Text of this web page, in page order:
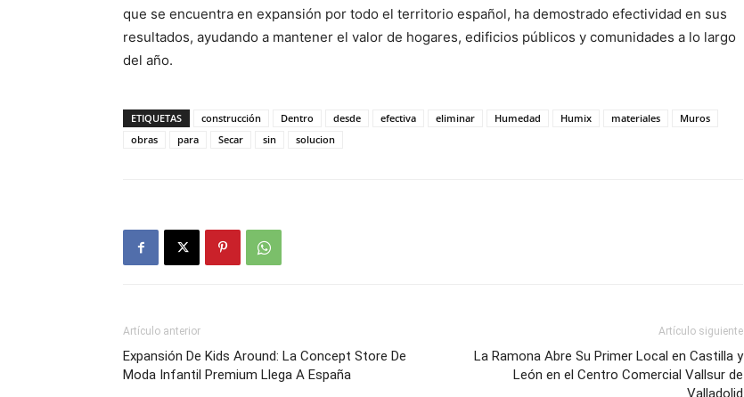
que se encuentra en expansión por todo el territorio español, ha demostrado efectividad en sus
resultados, ayudando a mantener el valor de hogares, edificios públicos y comunidades a lo largo
del año.
ETIQUETAS construcción Dentro desde efectiva eliminar Humedad Humix materiales
Muros
obras
para Secar sin solucion
Artículo anterior
Expansión De Kids Around: La Concept Store De
Moda Infantil Premium Llega A España
Artículo siguiente
La Ramona Abre Su Primer Local en Castilla y
León en el Centro Comercial Vallsur de
Valladolid